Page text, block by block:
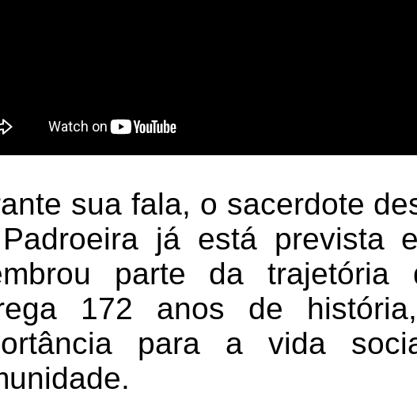
sua fala, o sacerdote
já está prevista
parte da trajetória
172 anos de
para a vida